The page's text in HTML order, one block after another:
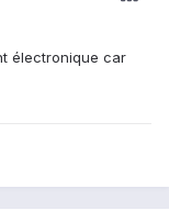
électronique car